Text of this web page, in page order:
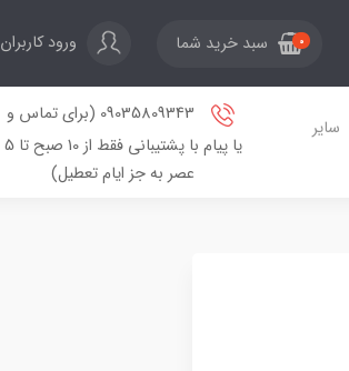
0 سبد خرید شما ورود کاربران
سایر
09035809343 (برای تماس و
یا پیام با پشتیبانی فقط از 10 صبح تا 5
عصر به جز ایام تعطیل)